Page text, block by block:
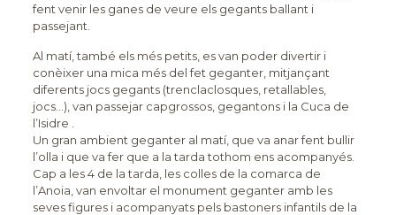
fent venir les ganes de veure els gegants ballant i
passejant.
Al matí, també els més petits, es van poder divertir i
conèixer una mica més del fet geganter, mitjançant
diferents jocs gegants (trenclaclosques, retallables,
jocs…), van passejar capgrossos, gegantons i la Cuca de
l’Isidre .
Un gran ambient geganter al matí, que va anar fent bullir
l’olla i que va fer que a la tarda tothom ens acompanyés.
Cap a les 4 de la tarda, les colles de la comarca de
l’Anoia, van envoltar el monument geganter amb les
seves figures i acompanyats pels bastoners infantils de la